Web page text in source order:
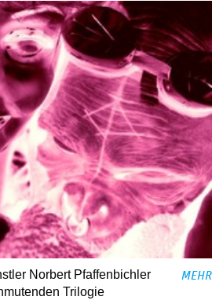
Norbert Pfaffenbichler
Trilogie
MEHR